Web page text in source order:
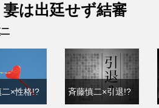
妻は出廷せず結審
二×性格!? 斉藤慎二×引退!?